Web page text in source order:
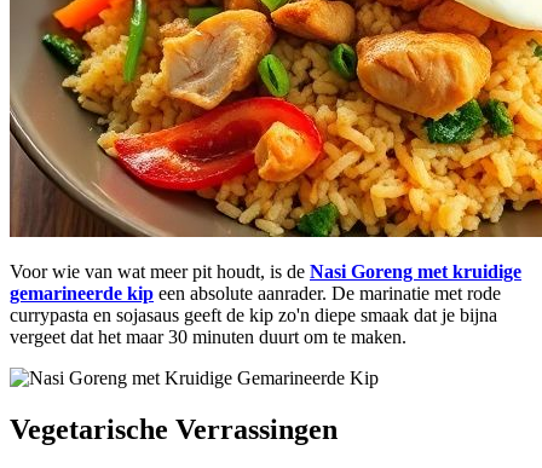
Voor wie van wat meer pit houdt, is de Nasi Goreng met kruidige
gemarineerde kip een absolute aanrader. De marinatie met rode
currypasta en sojasaus geeft de kip zo'n diepe smaak dat je bijna
vergeet dat het maar 30 minuten duurt om te maken.
Vegetarische Verrassingen